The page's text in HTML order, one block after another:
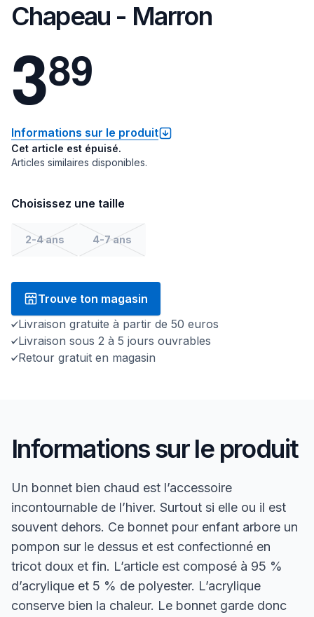
Chapeau - Marron
389
Informations sur le produit
Cet article est épuisé.
Articles similaires disponibles.
Choisissez une taille
2-4 ans 4-7 ans
Trouve ton magasin
Livraison gratuite à partir de 50 euros
Livraison sous 2 à 5 jours ouvrables
Retour gratuit en magasin
Informations sur le produit
Un bonnet bien chaud est l’accessoire
incontournable de l’hiver. Surtout si elle ou il est
souvent dehors. Ce bonnet pour enfant arbore un
pompon sur le dessus et est confectionné en
tricot doux et fin. L’article est composé à 95 %
d’acrylique et 5 % de polyester. L’acrylique
conserve bien la chaleur. Le bonnet garde donc